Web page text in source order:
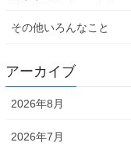
その他いろんなこと
アーカイブ
2026年8月
2026年7月